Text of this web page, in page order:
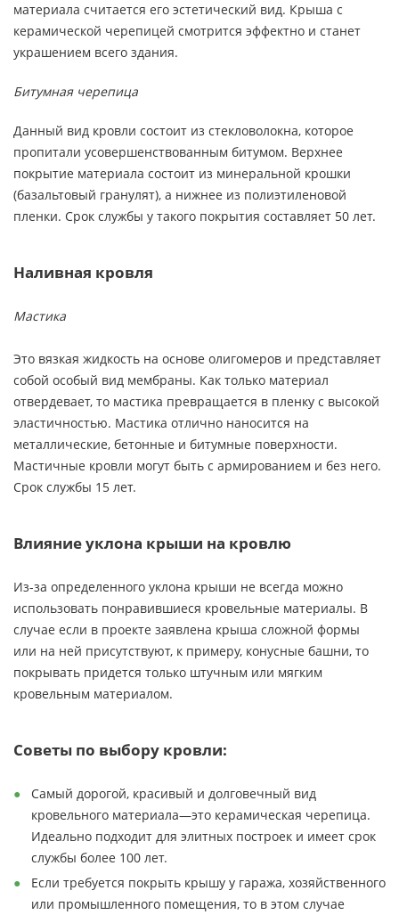
материала считается его эстетический вид. Крыша с
керамической черепицей смотрится эффектно и станет
украшением всего здания.
Битумная черепица
Данный вид кровли состоит из стекловолокна, которое
пропитали усовершенствованным битумом. Верхнее
покрытие материала состоит из минеральной крошки
(базальтовый гранулят), а нижнее из полиэтиленовой
пленки. Срок службы у такого покрытия составляет 50 лет.
Наливная кровля
Мастика
Это вязкая жидкость на основе олигомеров и представляет
собой особый вид мембраны. Как только материал
отвердевает, то мастика превращается в пленку с высокой
эластичностью. Мастика отлично наносится на
металлические, бетонные и битумные поверхности.
Мастичные кровли могут быть с армированием и без него.
Срок службы 15 лет.
Влияние уклона крыши на кровлю
Из-за определенного уклона крыши не всегда можно
использовать понравившиеся кровельные материалы. В
случае если в проекте заявлена крыша сложной формы
или на ней присутствуют, к примеру, конусные башни, то
покрывать придется только штучным или мягким
кровельным материалом.
Советы по выбору кровли:
Самый дорогой, красивый и долговечный вид
кровельного материала—это керамическая черепица.
Идеально подходит для элитных построек и имеет срок
службы более 100 лет.
Если требуется покрыть крышу у гаража, хозяйственного
или промышленного помещения, то в этом случае